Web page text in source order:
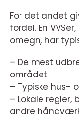
For det andet
fordel. En
omegn, har
– De mest
området
– Typiske hus-
– Lokale regler,
andre